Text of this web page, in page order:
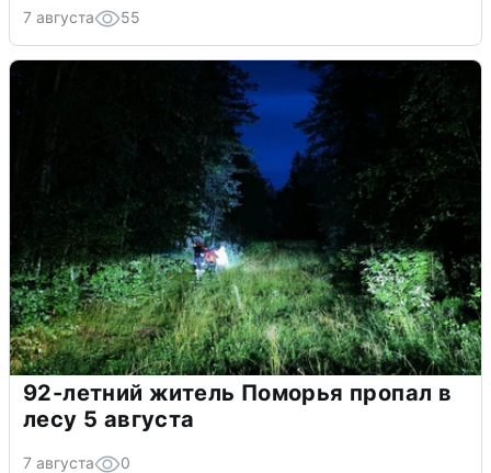
7 августа 55
92-летний житель Поморья пропал в
лесу 5 августа
7 августа 0